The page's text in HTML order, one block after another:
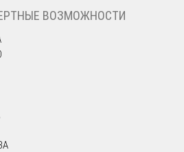
ВОЗМОЖНОСТИ